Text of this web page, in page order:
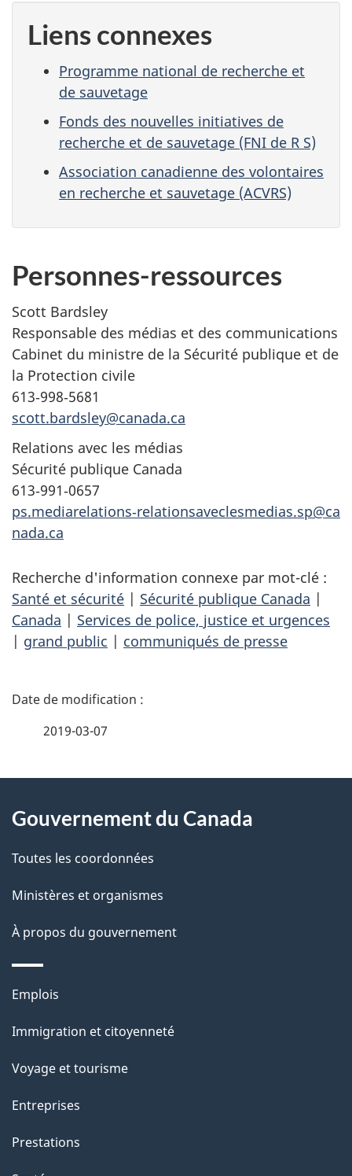
Liens connexes
Programme national de recherche et
de sauvetage
Fonds des nouvelles initiatives de
recherche et de sauvetage (FNI de R S)
Association canadienne des volontaires
en recherche et sauvetage (ACVRS)
Personnes-ressources
Scott Bardsley
Responsable des médias et des communications
Cabinet du ministre de la Sécurité publique et de
la Protection civile
613‑998‑5681
scott.bardsley@canada.ca
Relations avec les médias
Sécurité publique Canada
613‑991‑0657
ps.mediarelations‑relationsaveclesmedias.sp@ca
nada.ca
Recherche d'information connexe par mot-clé :
Santé et sécurité | Sécurité publique Canada |
Canada | Services de police, justice et urgences
| grand public | communiqués de presse
D
i
l
s
d
e
l
a
p
a
g
e
2019-03-07
propos
de
ce
site
Gouvernement du Canada
Toutes les coordonnées
Ministères et organismes
À propos du gouvernement
Thèmes
sujets
Emplois
Immigration et citoyenneté
Voyage et tourisme
Entreprises
Prestations